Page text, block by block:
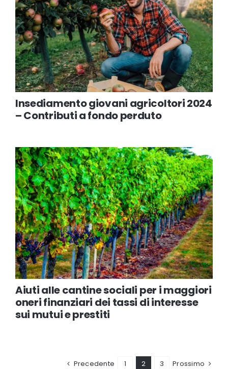
Insediamento giovani agricoltori 2024
– Contributi a fondo perduto
Aiuti alle cantine sociali per i maggiori
oneri finanziari dei tassi di interesse
sui mutui e prestiti
Precedente 1 2 3 Prossimo